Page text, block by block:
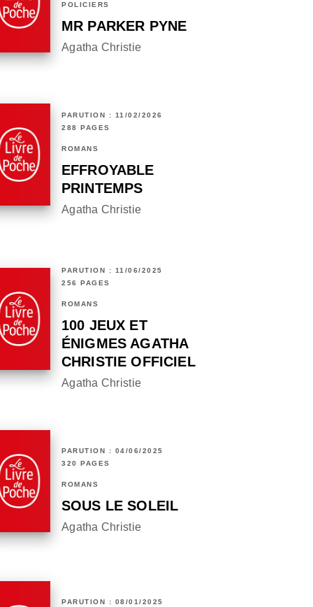
POLICIERS
MR PARKER PYNE
Agatha Christie
PARUTION : 11/02/2026
288 PAGES
ROMANS
EFFROYABLE
PRINTEMPS
Agatha Christie
PARUTION : 11/06/2025
256 PAGES
ROMANS
100 JEUX ET
ÉNIGMES AGATHA
CHRISTIE OFFICIEL
Agatha Christie
PARUTION : 04/06/2025
320 PAGES
ROMANS
SOUS LE SOLEIL
Agatha Christie
PARUTION : 08/01/2025